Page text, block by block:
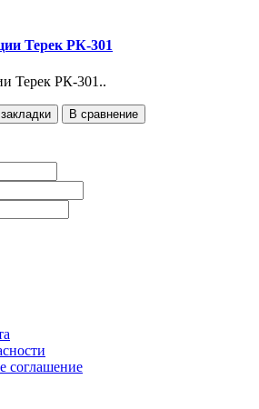
Терек РК-301
Терек РК-301..
В сравнение
соглашение